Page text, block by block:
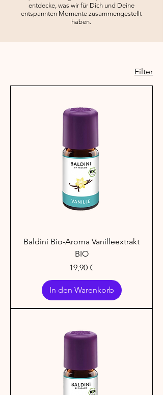
entdecke, was wir für Dich und Deine
entspannten Momente zusammengestellt
haben.
Filter
Baldini Bio-Aroma Vanilleextrakt
BIO
Preis
19,90 €
In den Warenkorb